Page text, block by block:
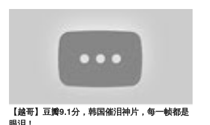
【越哥】豆瓣9.1分，韩国催泪神片，每一帧都是